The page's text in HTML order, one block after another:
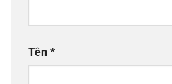
Tên *